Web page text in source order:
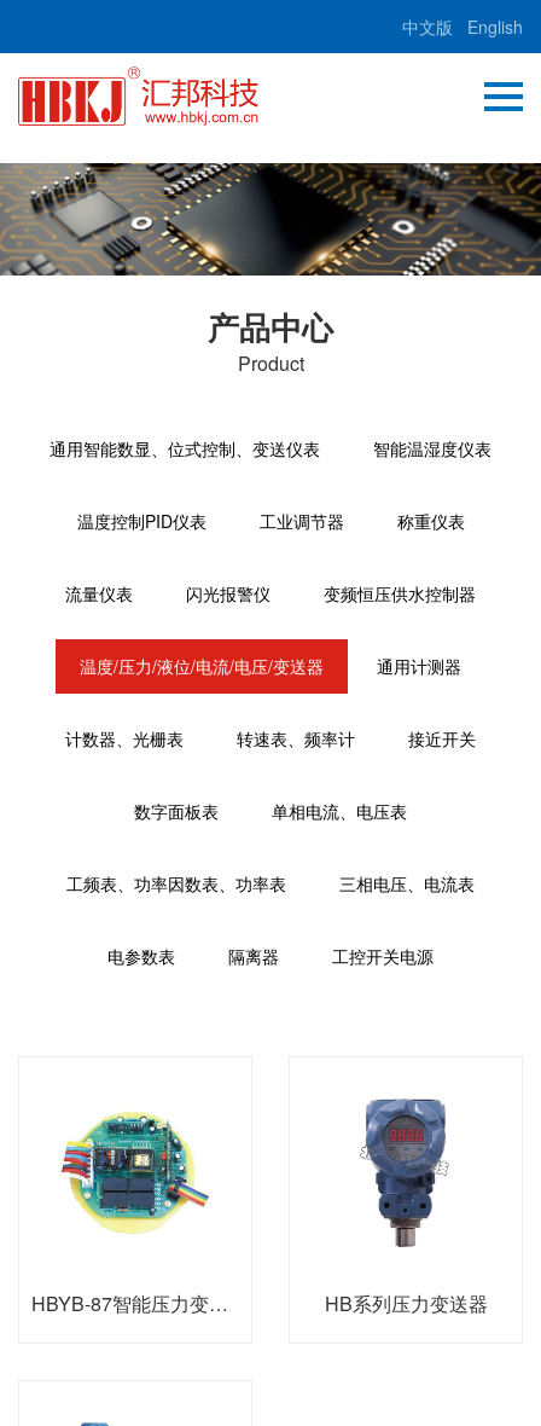
中文版 English
产品中心
Product
通用智能数显、位式控制、变送仪表 智能温湿度仪表
温度控制PID仪表 工业调节器 称重仪表
流量仪表 闪光报警仪 变频恒压供水控制器
温度/压力/液位/电流/电压/变送器 通用计测器
计数器、光栅表 转速表、频率计 接近开关
数字面板表 单相电流、电压表
工频表、功率因数表、功率表 三相电压、电流表
电参数表 隔离器 工控开关电源
HBYB-87智能压力变送显示控制仪 HB系列压力变送器